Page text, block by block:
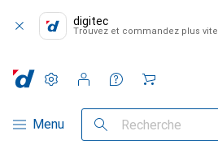
digitec
Trouvez et commandez plus vite
Navigation par catégorie
Menu Recherche
Paramètres
Compte client
Listes de comparaison
Listes d'envies
Panier